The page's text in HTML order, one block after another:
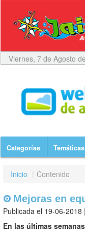
Viernes, 7 de Agosto
Categorías Temáticas
Inicio | Contenido
Mejoras en
Publicada el 19-06-
En las últimas